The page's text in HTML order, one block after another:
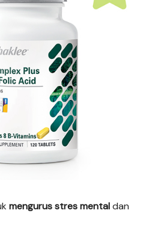
mengurus stres mentaldan